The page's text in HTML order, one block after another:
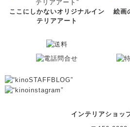
ここにしかないオリジナルイン
テリアアート
絵画
インテリアショッ